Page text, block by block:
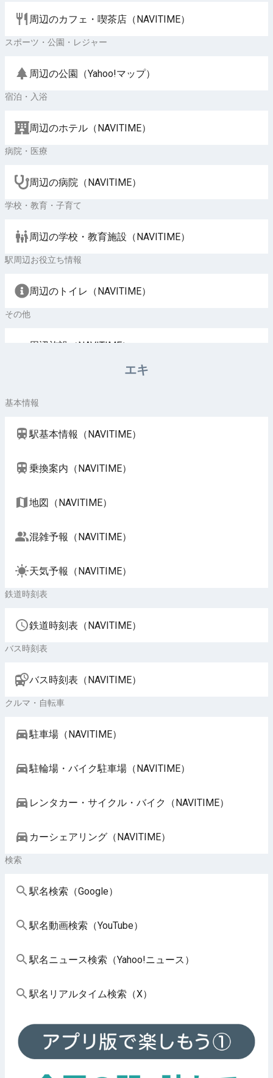
周辺のカフェ・喫茶店（NAVITIME）
スポーツ・公園・レジャー
周辺の公園（Yahoo!マップ）
宿泊・入浴
周辺のホテル（NAVITIME）
病院・医療
周辺の病院（NAVITIME）
学校・教育・子育て
周辺の学校・教育施設（NAVITIME）
駅周辺お役立ち情報
周辺のトイレ（NAVITIME）
その他
周辺施設（NAVITIME）
エキ
基本情報
駅基本情報（NAVITIME）
乗換案内（NAVITIME）
地図（NAVITIME）
混雑予報（NAVITIME）
天気予報（NAVITIME）
鉄道時刻表
鉄道時刻表（NAVITIME）
バス時刻表
バス時刻表（NAVITIME）
クルマ・自転車
駐車場（NAVITIME）
駐輪場・バイク駐車場（NAVITIME）
レンタカー・サイクル・バイク（NAVITIME）
カーシェアリング（NAVITIME）
検索
駅名検索（Google）
駅名動画検索（YouTube）
駅名ニュース検索（Yahoo!ニュース）
駅名リアルタイム検索（X）